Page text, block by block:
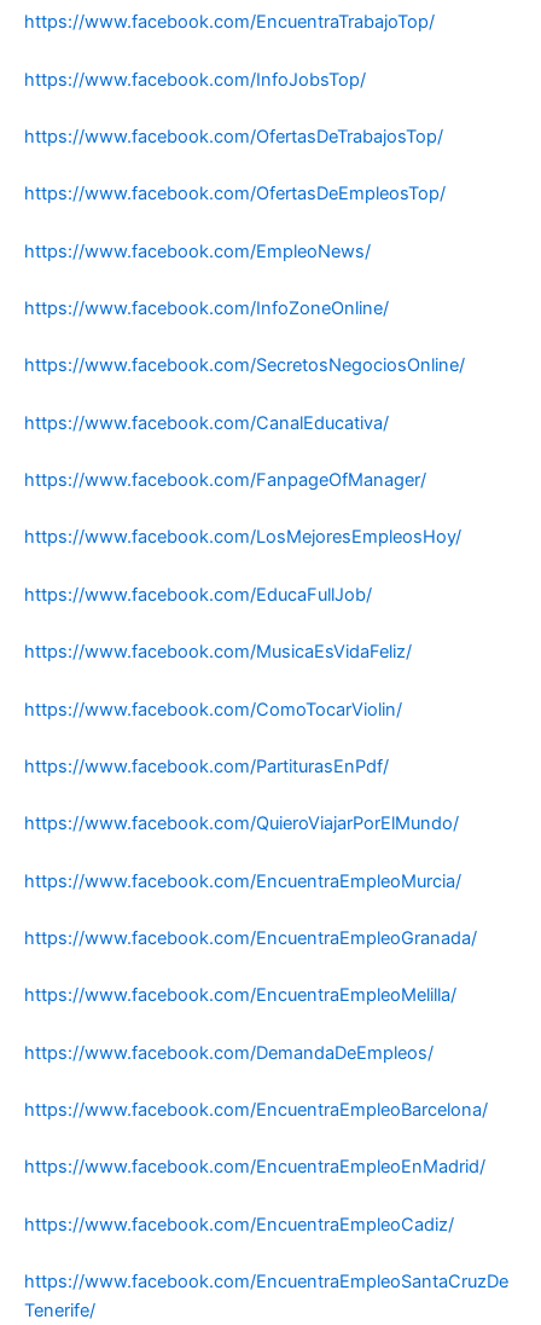
https://www.facebook.com/EncuentraTrabajoTop/
https://www.facebook.com/InfoJobsTop/
https://www.facebook.com/OfertasDeTrabajosTop/
https://www.facebook.com/OfertasDeEmpleosTop/
https://www.facebook.com/EmpleoNews/
https://www.facebook.com/InfoZoneOnline/
https://www.facebook.com/SecretosNegociosOnline/
https://www.facebook.com/CanalEducativa/
https://www.facebook.com/FanpageOfManager/
https://www.facebook.com/LosMejoresEmpleosHoy/
https://www.facebook.com/EducaFullJob/
https://www.facebook.com/MusicaEsVidaFeliz/
https://www.facebook.com/ComoTocarViolin/
https://www.facebook.com/PartiturasEnPdf/
https://www.facebook.com/QuieroViajarPorElMundo/
https://www.facebook.com/EncuentraEmpleoMurcia/
https://www.facebook.com/EncuentraEmpleoGranada/
https://www.facebook.com/EncuentraEmpleoMelilla/
https://www.facebook.com/DemandaDeEmpleos/
https://www.facebook.com/EncuentraEmpleoBarcelona/
https://www.facebook.com/EncuentraEmpleoEnMadrid/
https://www.facebook.com/EncuentraEmpleoCadiz/
https://www.facebook.com/EncuentraEmpleoSantaCruzDe
Tenerife/